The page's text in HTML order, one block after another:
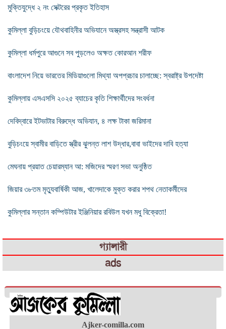
মুক্তিযুদ্ধে ২ নং সেক্টরের প্রকৃত ইতিহাস
কুমিল্লা বুড়িচংয়ে যৌথবাহিনীর অভিযানে অস্ত্রসহ সন্ত্রাসী আটক
কুমিল্লা ধর্মপুরে আগুনে সব পুড়লেও অক্ষত কোরআন শরীফ
বাংলাদেশ নিয়ে ভারতের মিডিয়াগুলো মিথ্যা অপপ্রচার চালাচ্ছে: স্বরাষ্ট্র উপদেষ্টা
কুমিল্লায় এসএসসি ২০২৫ ব্যাচের কৃতি শিক্ষার্থীদের সংবর্ধনা
দেবিদ্বারে ইটভাটার বিরুদ্ধে অভিযান, ৪ লক্ষ টাকা জরিমানা
বুড়িচংয়ে স্বামীর বাড়িতে স্ত্রীর ঝুলন্ত লাশ উদ্ধার,বাবা ভাইদের দাবি হত্যা
মেঘনায় প্রয়াত চেয়ারম্যান আ: মজিদের স্মরণ সভা অনুষ্ঠিত
জিয়ার ৩৮তম মৃত্যুবার্ষিকী আজ, খালেদাকে মুক্ত করার শপথ নেতাকর্মীদের
কুমিল্লার সন্তান কম্পিউটার ইঞ্জিনিয়ার রবিউল যখন মধু বিক্রেতা!
গ্যালারী
ads
Ajker-comilla.com